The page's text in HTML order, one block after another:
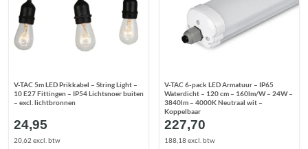
V-TAC 5m LED Prikkabel – String Light –
10 E27 Fittingen – IP54 Lichtsnoer buiten
– excl. lichtbronnen
24,95
20,62 excl. btw
V-TAC 6-pack LED Armatuur – IP65
Waterdicht – 120 cm – 160lm/W – 24W –
3840lm – 4000K Neutraal wit –
Koppelbaar
227,70
188,18 excl. btw